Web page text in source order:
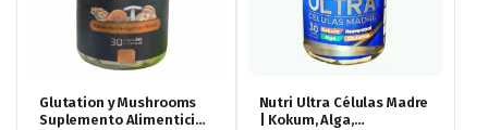
Glutation y Mushrooms
Suplemento Alimenticio
Nutri Ultra Células Madre
| Kokum, Alga,